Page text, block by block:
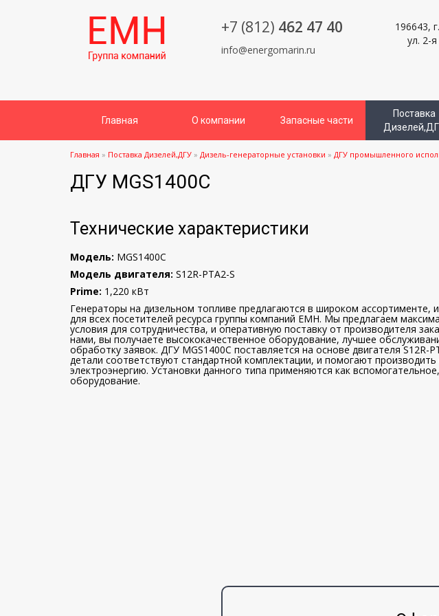
+7 (812) 462 47 40
info@energomarin.ru
196643,
ул. 2-
Главная О компании Запасные части
Поставка
Главная » Поставка Дизелей,ДГУ » Дизель-генераторные установки » ДГУ промышленного
ДГУ MGS1400C
Технические характеристики
Модель: MGS1400C
Модель двигателя: S12R-PTA2-S
Prime: 1,220 кВт
Генераторы на дизельном топливе предлагаются в широком ассортименте,
для всех посетителей ресурса группы компаний ЕМН. Мы предлагаем
условия для сотрудничества, и оперативную поставку от производителя
нами, вы получаете высококачественное оборудование, лучшее
обработку заявок. ДГУ MGS1400C поставляется на основе двигателя S12R-
детали соответствуют стандартной комплектации, и помогают
электроэнергию. Установки данного типа применяются как
оборудование.